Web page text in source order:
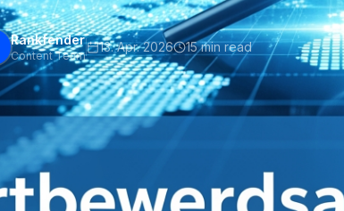
Rankfender
Content Team
13. Apr. 2026 15 min read